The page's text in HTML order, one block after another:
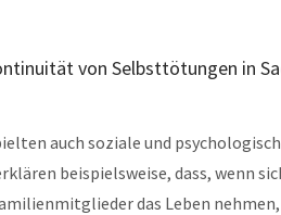
von Selbsttötungen in
auch soziale und
beispielsweise, dass, wenn
das Leben